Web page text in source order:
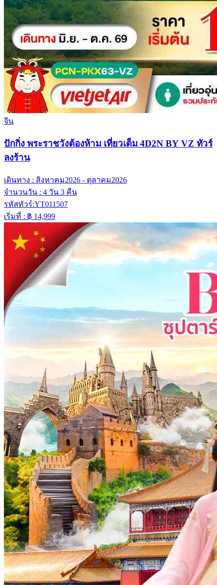
จีน
ปักกิ่ง พระราชวังต้องห้าม เที่ยวเต็ม 4D2N BY VZ ทัวร์
ลงร้าน
เดินทาง : สิงหาคม2026 - ตุลาคม2026
จำนวนวัน : 4 วัน 3 คืน
รหัสทัวร์:YT011507
เริ่มที่ : ฿ 14,999